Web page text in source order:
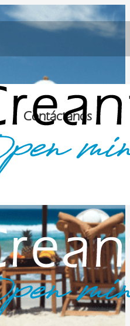
Contáctanos